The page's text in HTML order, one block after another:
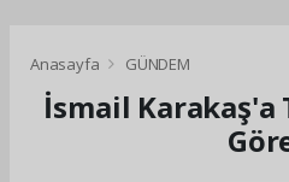
Anasayfa GÜNDEM
İsmail Karakaş'a